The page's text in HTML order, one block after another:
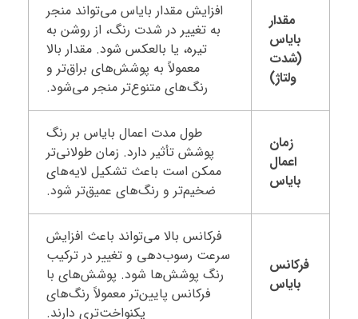
مقدار
بایاس
(شدت
ولتاژ)
افزایش مقدار بایاس می‌تواند منجر
به تغییر در شدت رنگ، از روشن به
تیره، یا بالعکس شود. مقدار بالا
معمولاً به پوشش‌های براق‌تر و
رنگ‌های متنوع‌تر منجر می‌شود.
زمان
اعمال
بایاس
طول مدت اعمال بایاس بر رنگ
پوشش تأثیر دارد. زمان طولانی‌تر
ممکن است باعث تشکیل لایه‌های
ضخیم‌تر و رنگ‌های عمیق‌تر شود.
فرکانس
بایاس
فرکانس بالا می‌تواند باعث افزایش
سرعت رسوب‌دهی و تغییر در ترکیب
رنگ پوشش‌ها شود. پوشش‌های با
فرکانس پایین‌تر معمولاً رنگ‌های
یکنواخت‌تری دارند.